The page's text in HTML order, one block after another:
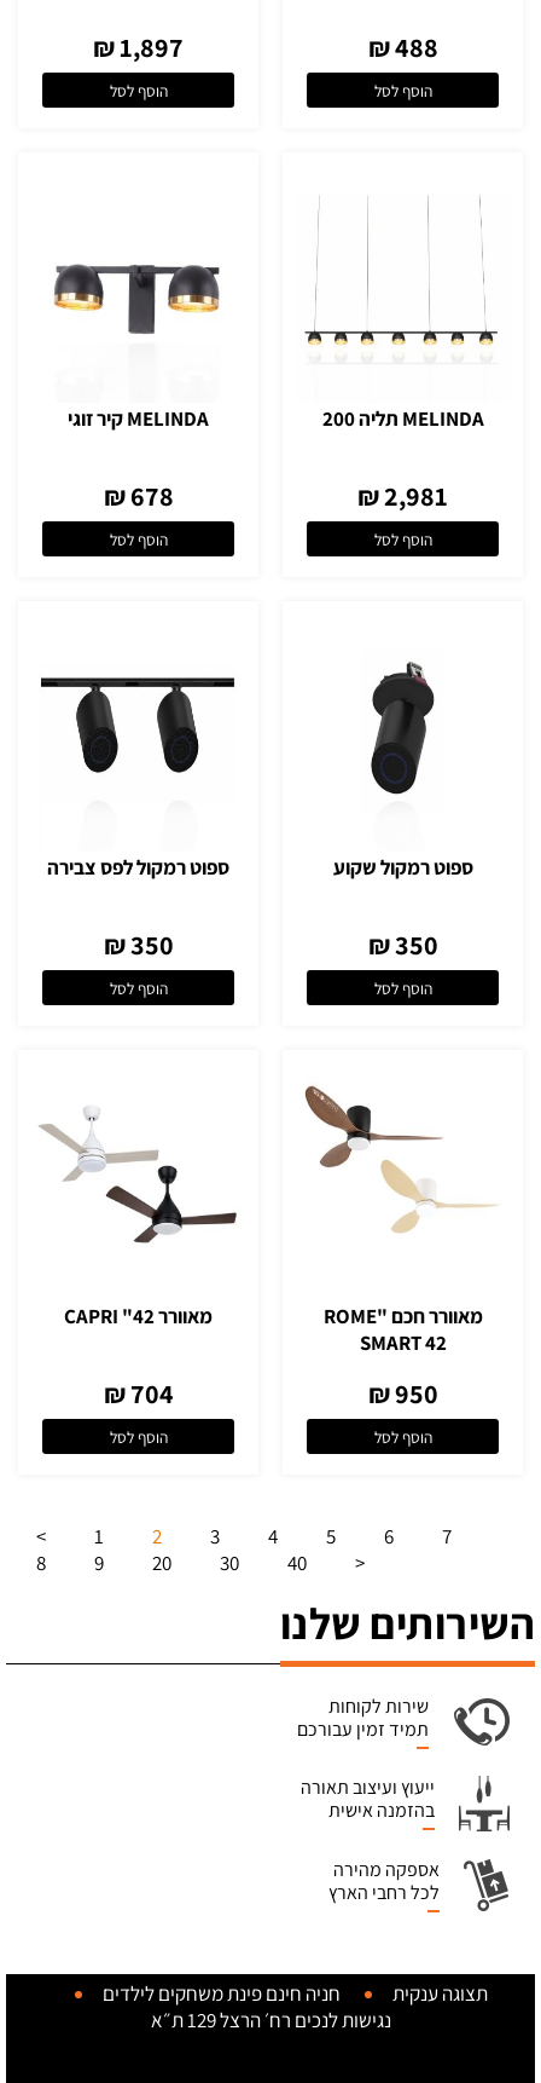
488 ₪
הוסף לסל
1,897 ₪
הוסף לסל
MELINDA תליה 200
2,981 ₪
הוסף לסל
MELINDA קיר זוגי
678 ₪
הוסף לסל
ספוט רמקול שקוע
350 ₪
הוסף לסל
ספוט רמקול לפס צבירה
350 ₪
הוסף לסל
מאוורר חכם "ROME
SMART 42
950 ₪
הוסף לסל
מאוורר CAPRI "42
704 ₪
הוסף לסל
> 1 2 3 4 5 6
7
8
9 20 30 40 <
השירותים שלנו
שירות לקוחות
תמיד זמין עבורכם
ייעוץ ועיצוב תאורה
בהזמנה אישית
אספקה מהירה
לכל רחבי הארץ
תצוגה ענקית חניה חינם פינת משחקים לילדים
נגישות לנכים רח׳ הרצל 129 ת״א